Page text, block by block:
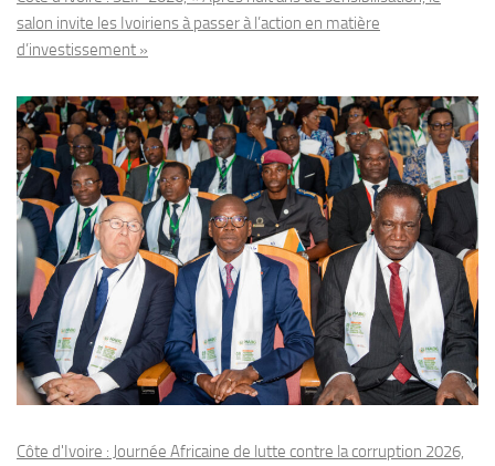
salon invite les Ivoiriens à passer à l’action en matière
d’investissement »
Côte d'Ivoire : Journée Africaine de lutte contre la corruption 2026,